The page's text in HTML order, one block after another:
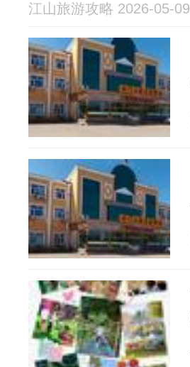
江山旅游攻略 2026-05-09